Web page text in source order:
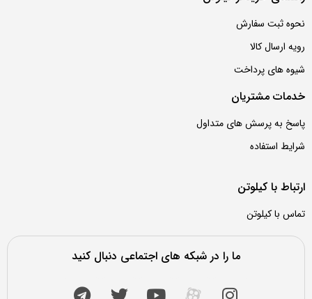
ثبت سفارش
ارسال کالا
های پرداخت
مشتریان
به پرسش های متداول
استفاده
با کیلوتن
با کیلوتن
ما را در شبکه های اجتماعی دنبال کنید